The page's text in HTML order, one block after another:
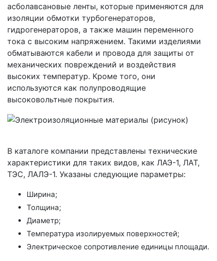
асболавсановые ленты, которые применяются для
изоляции обмотки турбогенераторов,
гидрогенераторов, а также машин переменного
тока с высоким напряжением. Такими изделиями
обматываются кабели и провода для защиты от
механических повреждений и воздействия
высоких температур. Кроме того, они
используются как полупроводящие
высоковольтные покрытия.
В каталоге компании представлены технические
характеристики для таких видов, как ЛАЭ-1, ЛАТ,
ТЭС, ЛАЛЭ-1. Указаны следующие параметры:
Ширина;
Толщина;
Диаметр;
Температура изолируемых поверхностей;
Электрическое сопротивление единицы площади.